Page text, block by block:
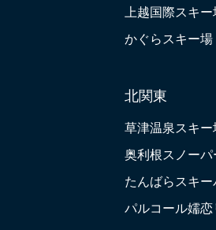
上越国際スキー
かぐらスキー場
北関東
草津温泉スキー
奥利根スノー
たんばらスキ
パルコール嬬